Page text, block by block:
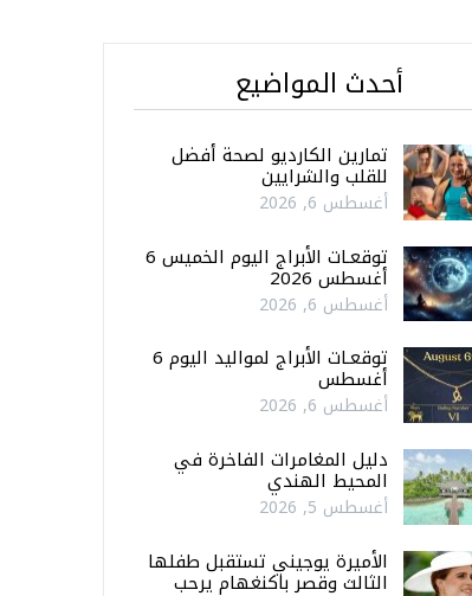
أحدث المواضيع
تمارين الكارديو لصحة أفضل
للقلب والشرايين
أغسطس 6, 2026
توقعـات الأبراج اليوم الخميس 6
أغسطس 2026
أغسطس 6, 2026
توقعـات الأبراج لمواليد اليوم 6
أغسطس
أغسطس 6, 2026
دليل المغامرات الفاخرة في
المحيط الهندي
أغسطس 5, 2026
الأميرة يوجيني تستقبل طفلها
الثالث وقصر باكنغهام يرحب